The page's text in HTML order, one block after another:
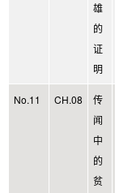
雄
的
证
明
No.11 CH.08
传
闻
中
的
贫